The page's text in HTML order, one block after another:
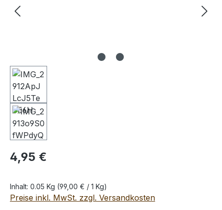
Regulärer Preis:
4,95 €
Inhalt: 0.05 Kg (99,00 € / 1 Kg)
Preise inkl. MwSt. zzgl. Versandkosten